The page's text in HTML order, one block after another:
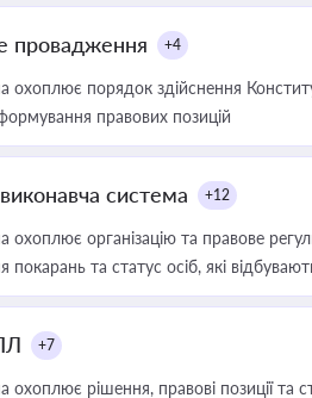
провадження +4
охоплює порядок здійснення
правових позицій
система +12
охоплює організацію та правове
покарань та статус осіб, які
+7
охоплює рішення, правові позиції